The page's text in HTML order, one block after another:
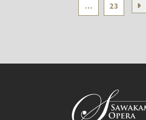
... 23